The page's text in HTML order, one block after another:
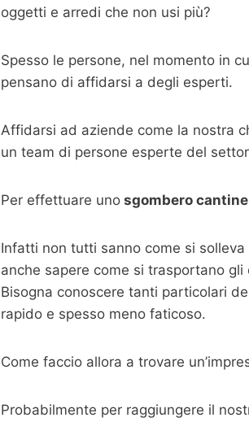
oggetti e arredi che non usi più?
Spesso le persone, nel momento in
pensano di affidarsi a degli esperti.
Affidarsi ad aziende come la nostra
un team di persone esperte del
Per effettuare uno sgombero
Infatti non tutti sanno come si
anche sapere come si trasportano
Bisogna conoscere tanti particolari
rapido e spesso meno faticoso.
Come faccio allora a trovare
Probabilmente per raggiungere il